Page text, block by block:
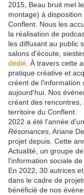
2015, Beau bruit met
montage) à
Conflent. Nous les
la réalisation de
les diffusant au public
salons d'écoute,
dédié . À travers cette
pratique créative et
créent de l'information
aujourd'hui. Nos
créant des rencontres,
territoire du Conflent.
2022 a été l'année
Résonances , Ariane
projet depuis. Cette
Actualité, un groupe
l'information sociale de
En 2022, 30 autrices
dans le cadre de
bénéficié de nos